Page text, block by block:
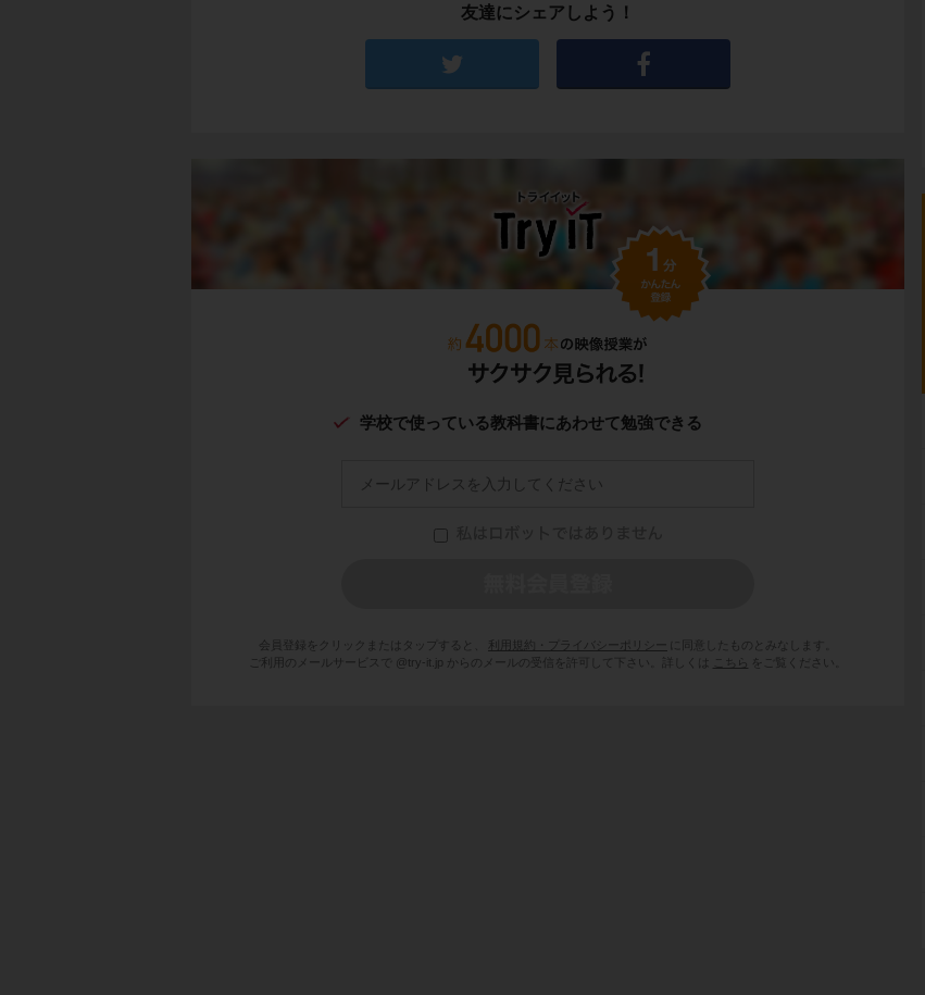
左の写真に写っているのは、 イグルー と呼ばれる、雪や氷で作っ
狩り を中心に生活しています。
す。
農作物が育たない代わりに、獲物の肉を食べて暮らしているという
友達にシェアしよう！
学校で使っている教科書にあわせて勉強できる
会員登録をクリックまたはタップすると、 利用規約・プライバシーポリシー
に同意したものとみなします。
ご利用のメールサービスで @try-it.jp からのメールの受信を許可して下さい。詳しくは
こちら をご覧ください。